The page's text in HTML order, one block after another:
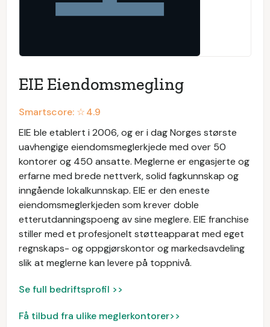
EIE Eiendomsmegling
Smartscore: ☆4.9
EIE ble etablert i 2006, og er i dag Norges største
uavhengige eiendomsmeglerkjede med over 50
kontorer og 450 ansatte. Meglerne er engasjerte og
erfarne med brede nettverk, solid fagkunnskap og
inngående lokalkunnskap. EIE er den eneste
eiendomsmeglerkjeden som krever doble
etterutdanningspoeng av sine meglere. EIE franchise
stiller med et profesjonelt støtteapparat med eget
regnskaps- og oppgjørskontor og markedsavdeling
slik at meglerne kan levere på toppnivå.
Se full bedriftsprofil >>
Få tilbud fra ulike meglerkontorer>>